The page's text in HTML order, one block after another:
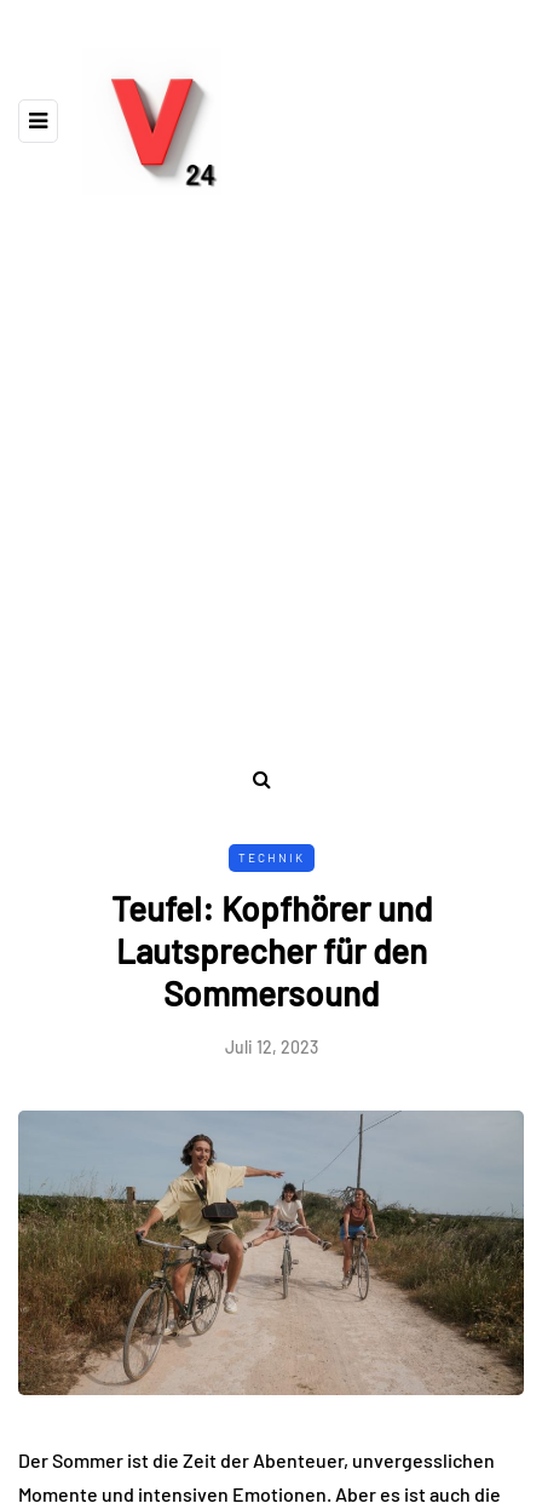
TECHNIK
Teufel: Kopfhörer und
Lautsprecher für den
Sommersound
Juli 12, 2023
Der Sommer ist die Zeit der Abenteuer, unvergesslichen
Momente und intensiven Emotionen. Aber es ist auch die